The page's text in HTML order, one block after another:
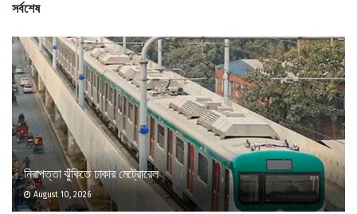
সর্বশেষ
নিরাপত্তা ঝুঁকিতে ঢাকার মেট্রোরেল
August 10, 2026